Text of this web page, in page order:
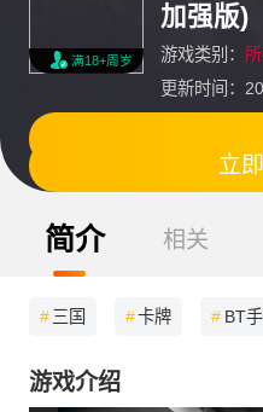
满18+周岁
加强版)
游戏类别：
更新时间：
立
简介 相关
#三国 #卡牌 # BT
游戏介绍